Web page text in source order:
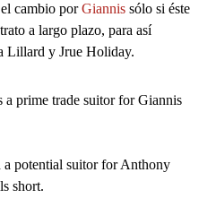
cambio porGiannis sólo si éste
a largo plazo, para así
Lillard y Jrue Holiday.
a prime trade suitor for Giannis
potential suitor for Anthony
short.